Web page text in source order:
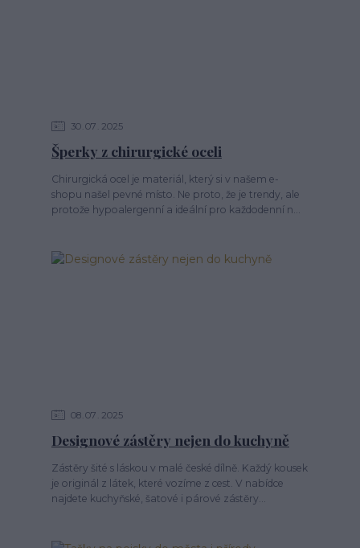
30 07 2025
Šperky z chirurgické oceli
Chirurgická ocel je materiál, který si v našem e-
shopu našel pevné místo. Ne proto, že je trendy, ale
protože hypoalergenní a ideální pro každodenní n...
08 07 2025
Designové zástěry nejen do kuchyně
Zástěry šité s láskou v malé české dílně. Každý kousek
je originál z látek, které vozíme z cest. V nabídce
najdete kuchyňské, šatové i párové zástěry...